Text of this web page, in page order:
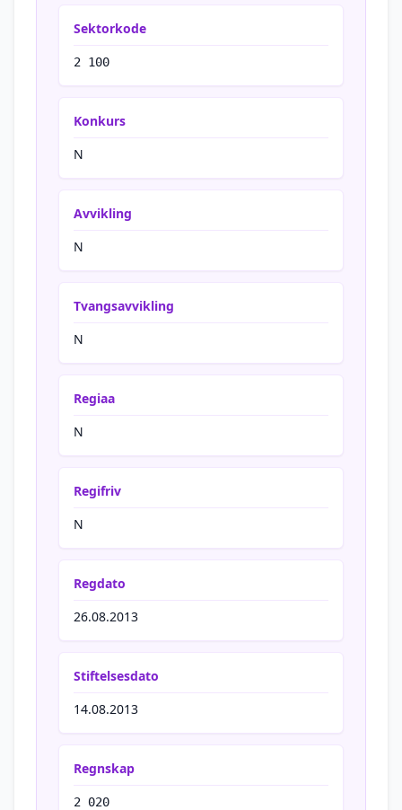
Sektorkode
2 100
Konkurs
N
Avvikling
N
Tvangsavvikling
N
Regiaa
N
Regifriv
N
Regdato
26.08.2013
Stiftelsesdato
14.08.2013
Regnskap
2 020